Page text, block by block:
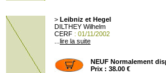
> Leibniz et Hegel
DILTHEY Wilhelm
CERF : 01/11/2002
lire la suite
NEUF Normalement
Prix : 38.00 €